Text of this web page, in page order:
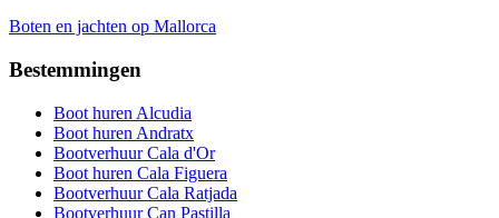
Boten en jachten op Mallorca
Bestemmingen
Boot huren Alcudia
Boot huren Andratx
Bootverhuur Cala d'Or
Boot huren Cala Figuera
Bootverhuur Cala Ratjada
Bootverhuur Can Pastilla